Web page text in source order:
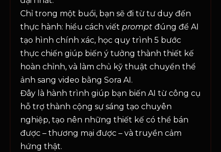
Chỉ trong một buổi, bạn sẽ đi từ tư duy đến
thực hành: hiểu cách viết prompt đúng để AI
tạo hình chính xác, học quy trình 5 bước
thực chiến giúp biến ý tưởng thành thiết kế
hoàn chỉnh, và làm chủ kỹ thuật chuyển thể
ảnh sang video bằng Sora AI.
Đây là hành trình giúp bạn biến AI từ công cụ
hỗ trợ thành cộng sự sáng tạo chuyên
nghiệp, tạo nên những thiết kế có thể bán
được – thương mại được – và truyền cảm
hứng thật.